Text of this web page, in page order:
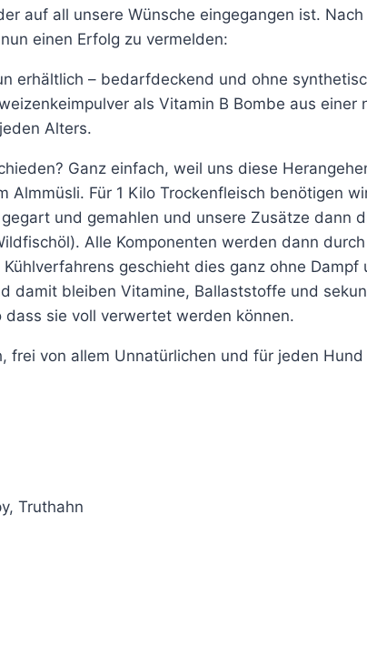
auf all unsere Wünsche eingegangen ist.
einen Erfolg zu vermelden:
erhältlich – bedarfdeckend und ohne
als Vitamin B Bombe aus
Alters.
Ganz einfach, weil uns diese
Für 1 Kilo Trockenfleisch benötigen
und gemahlen und unsere Zusätze dann
Alle Komponenten werden dann
geschieht dies ganz ohne
damit bleiben Vitamine, Ballaststoffe und
sie voll verwertet werden können.
frei von allem Unnatürlichen und für jeden
Truthahn